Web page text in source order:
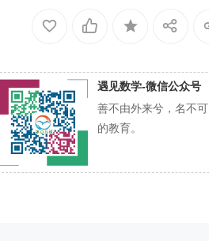
遇见数学-微信公众号
善不由外来兮，名不
的教育。